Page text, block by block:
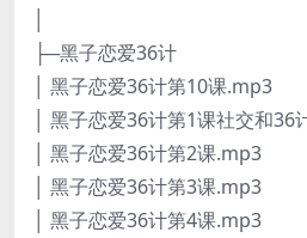
├─黑子恋爱36计
│ 黑子恋爱36计第10课.mp3
│ 黑子恋爱36计第1课社交和
│ 黑子恋爱36计第2课.mp3
│ 黑子恋爱36计第3课.mp3
│ 黑子恋爱36计第4课.mp3